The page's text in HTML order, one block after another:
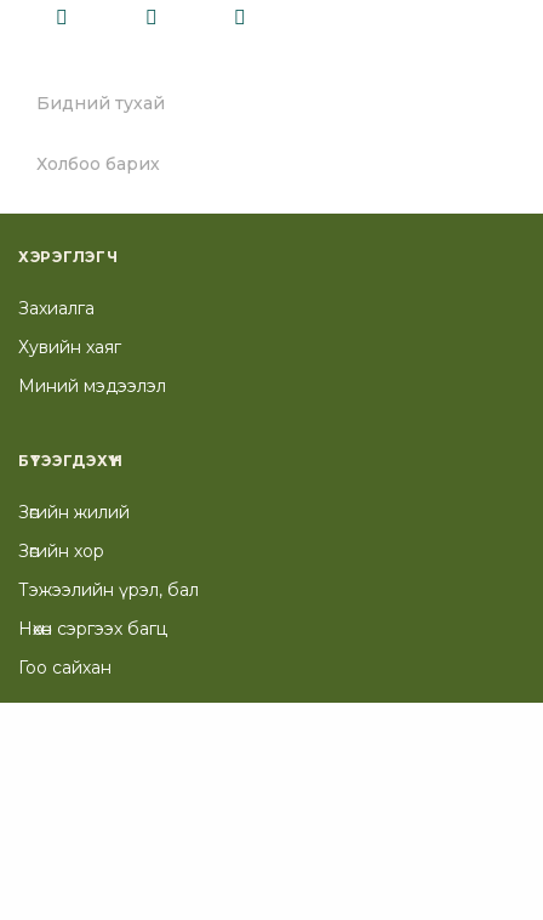
Бидний тухай
Холбоо барих
ХЭРЭГЛЭГЧ
Захиалга
Хувийн хаяг
Миний мэдээлэл
БҮТЭЭГДЭХҮҮН
Зөгийн жилий
Зөгийн хор
Тэжээлийн үрэл, бал
Нөхөн сэргээх багц
Гоо сайхан